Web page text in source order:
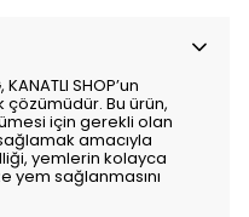
SHOP’un
Bu ürün,
için gerekli olan
amacıyla
yemlerin kolayca
yem sağlanmasını